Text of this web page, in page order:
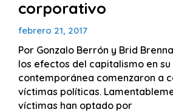
corporativo
febrero 21, 2017
Por Gonzalo Berrón y Brid
los efectos del capitalismo en
contemporánea comenzaron a
víctimas políticas.
víctimas han optado por